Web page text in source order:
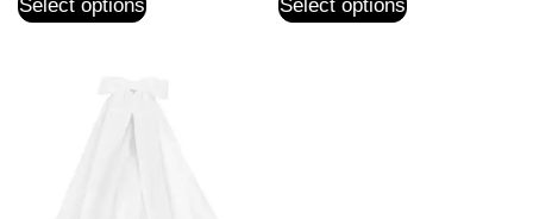
Select options Select options